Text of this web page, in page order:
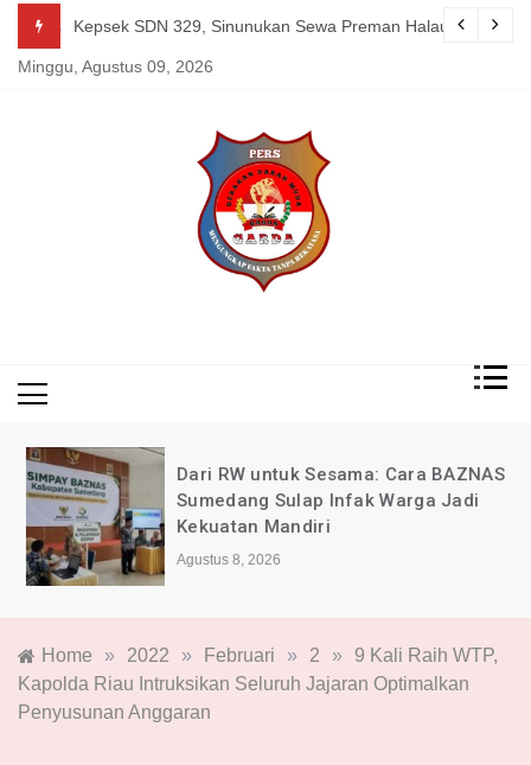
content
Tetap Berkarya dan Mandiri Agustus 07, 2026
Kepsek SDN 329, Sinunukan Sewa Preman Halau LSM
Minggu, Agustus 09, 2026
Dari RW untuk Sesama: Cara BAZNAS
Sumedang Sulap Infak Warga Jadi
Kekuatan Mandiri
Agustus 8, 2026
Home » 2022 » Februari » 2 »
9 Kali Raih WTP,
Kapolda Riau Intruksikan Seluruh Jajaran Optimalkan
Penyusunan Anggaran